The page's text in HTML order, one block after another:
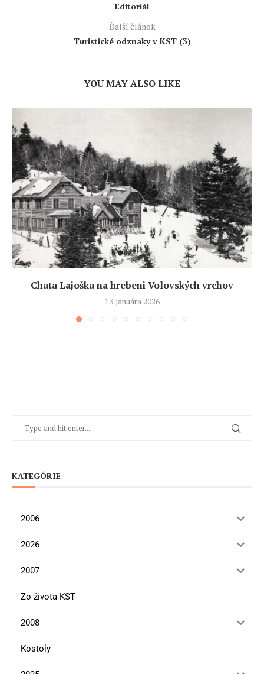
Editoriál
Ďalší článok
Turistické odznaky v KST (3)
YOU MAY ALSO LIKE
Chata Lajoška na hrebeni Volovských vrchov
13. januára 2026
KATEGÓRIE
2006
2026
2007
Zo života KST
2008
Kostoly